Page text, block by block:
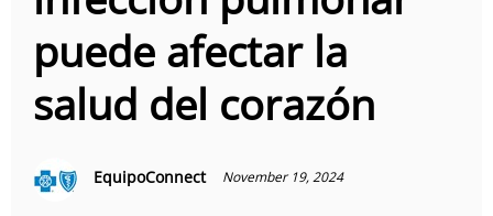
puede afectar la
salud del corazón
EquipoConnect November 19, 2024